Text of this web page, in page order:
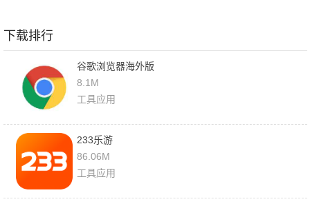
下载排行
谷歌浏览器海外版
8.1M
工具应用
233乐游
86.06M
工具应用